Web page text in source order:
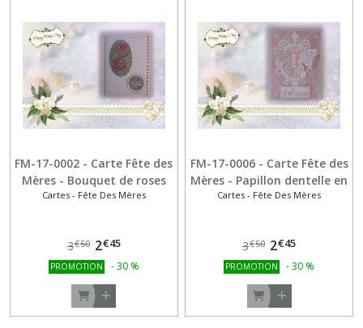
FM-17-0002 - Carte Fête des
Mères - Bouquet de roses
en médaillon
Cartes - Fête Des Mères
3€50 2€45
PROMOTION -30 %
FM-17-0006 - Carte Fête des
Mères - Papillon dentelle en
rose et blanc
Cartes - Fête Des Mères
3€50 2€45
PROMOTION -30 %